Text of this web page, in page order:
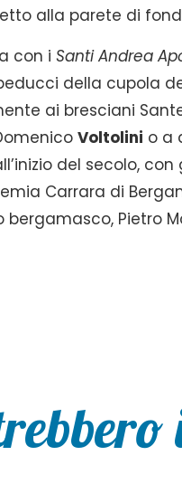
alla parete di
con iSanti Andrea
della cupola
ai bresciani
Voltolini o a
del secolo,
Carrara di
Pietro